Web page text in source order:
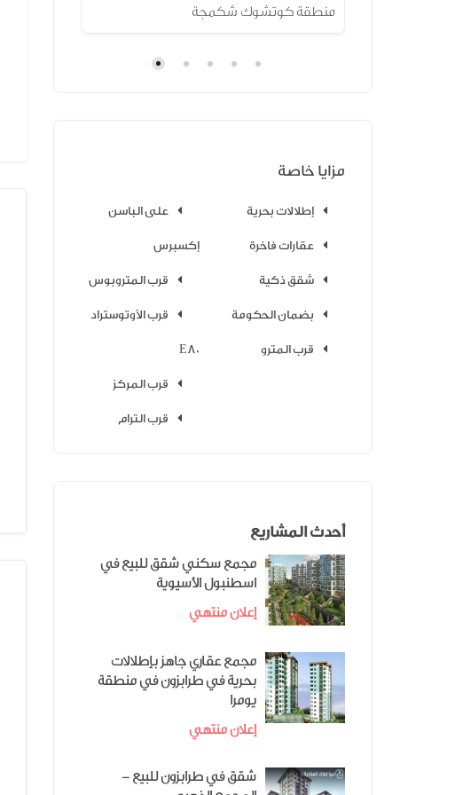
منطقة كوتشوك شكمجة
مزايا خاصة
إطلالات بحرية
عقارات فاخرة
شقق ذكية
بضمان الحكومة
قرب المترو
على الباسن
إكسبرس
قرب المتروبوس
قرب الأوتوستراد
E80
قرب المركز
قرب الترام
أحدث المشاريع
مجمع سكني شقق للبيع في
اسطنبول الأسيوية
إعلان منتهي
مجمع عقاري جاهز بإطلالات
بحرية في طرابزون في منطقة
يومرا
إعلان منتهي
شقق في طرابزون للبيع -